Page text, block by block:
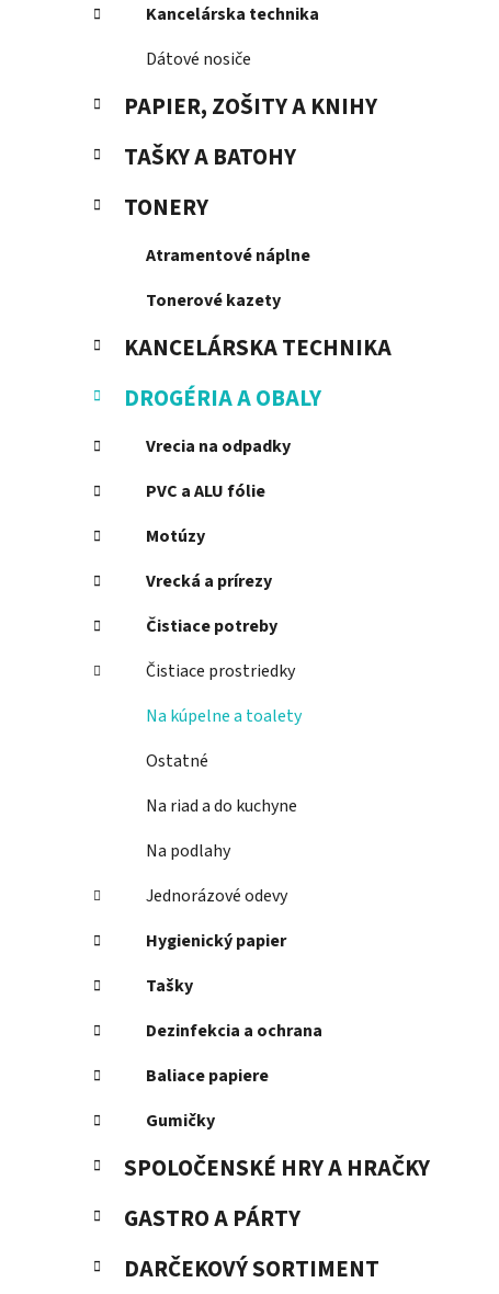
Kancelárska technika
Dátové nosiče
PAPIER, ZOŠITY A KNIHY
TAŠKY A BATOHY
TONERY
Atramentové náplne
Tonerové kazety
KANCELÁRSKA TECHNIKA
DROGÉRIA A OBALY
Vrecia na odpadky
PVC a ALU fólie
Motúzy
Vrecká a prírezy
Čistiace potreby
Čistiace prostriedky
Na kúpelne a toalety
Ostatné
Na riad a do kuchyne
Na podlahy
Jednorázové odevy
Hygienický papier
Tašky
Dezinfekcia a ochrana
Baliace papiere
Gumičky
SPOLOČENSKÉ HRY A HRAČKY
GASTRO A PÁRTY
DARČEKOVÝ SORTIMENT